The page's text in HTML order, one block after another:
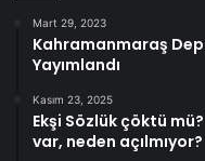
Mart 29, 2023
Kahramanmaraş
Yayımlandı
Kasım 23, 2025
Ekşi Sözlük çöktü
var, neden açılmıyor?